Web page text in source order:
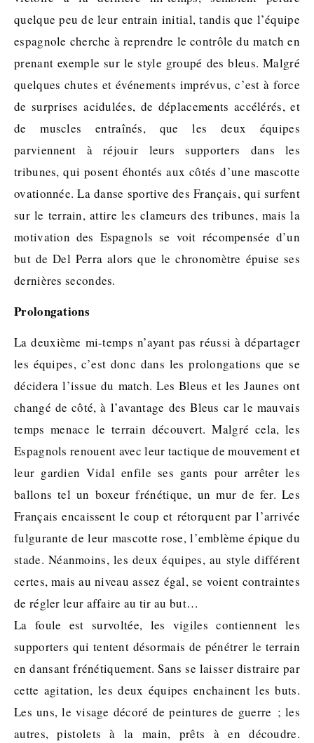
quelque peu de leur entrain initial, tandis que l’équipe
espagnole cherche à reprendre le contrôle du match en
prenant exemple sur le style groupé des bleus. Malgré
quelques chutes et événements imprévus, c’est à force
de surprises acidulées, de déplacements accélérés, et
de muscles entraînés, que les deux équipes
parviennent à réjouir leurs supporters dans les
tribunes, qui posent éhontés aux côtés d’une mascotte
ovationnée. La danse sportive des Français, qui surfent
sur le terrain, attire les clameurs des tribunes, mais la
motivation des Espagnols se voit récompensée d’un
but de Del Perra alors que le chronomètre épuise ses
dernières secondes.
Prolongations
La deuxième mi-temps n’ayant pas réussi à départager
les équipes, c’est donc dans les prolongations que se
décidera l’issue du match. Les Bleus et les Jaunes ont
changé de côté, à l’avantage des Bleus car le mauvais
temps menace le terrain découvert. Malgré cela, les
Espagnols renouent avec leur tactique de mouvement et
leur gardien Vidal enfile ses gants pour arrêter les
ballons tel un boxeur frénétique, un mur de fer. Les
Français encaissent le coup et rétorquent par l’arrivée
fulgurante de leur mascotte rose, l’emblème épique du
stade. Néanmoins, les deux équipes, au style différent
certes, mais au niveau assez égal, se voient contraintes
de régler leur affaire au tir au but…
La foule est survoltée, les vigiles contiennent les
supporters qui tentent désormais de pénétrer le terrain
en dansant frénétiquement. Sans se laisser distraire par
cette agitation, les deux équipes enchainent les buts.
Les uns, le visage décoré de peintures de guerre ; les
autres, pistolets à la main, prêts à en découdre.